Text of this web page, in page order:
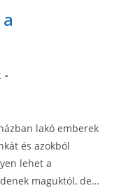
lakó emberek
és azokból
lehet a
maguktól, de…